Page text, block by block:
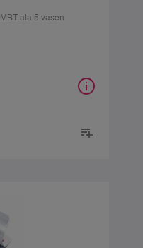
ala 5 vasen